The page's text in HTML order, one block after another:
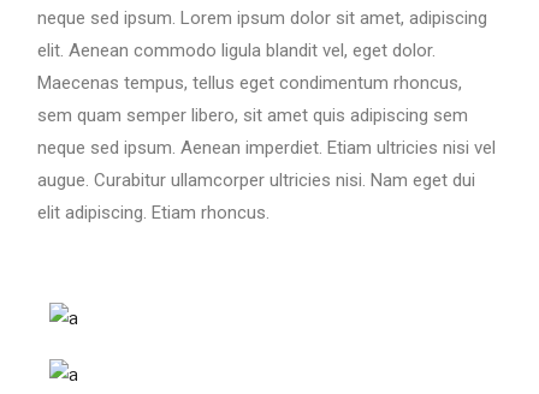
neque sed ipsum. Lorem ipsum dolor sit amet, adipiscing
elit. Aenean commodo ligula blandit vel, eget dolor.
Maecenas tempus, tellus eget condimentum rhoncus,
sem quam semper libero, sit amet quis adipiscing sem
neque sed ipsum. Aenean imperdiet. Etiam ultricies nisi vel
augue. Curabitur ullamcorper ultricies nisi. Nam eget dui
elit adipiscing. Etiam rhoncus.